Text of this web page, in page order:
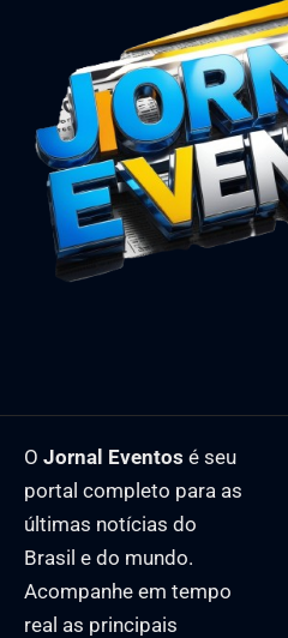
O Jornal Eventos é seu
portal completo para as
últimas notícias do
Brasil e do mundo.
Acompanhe em tempo
real as principais